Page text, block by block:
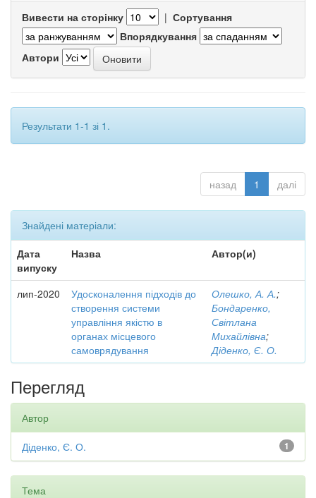
Вивести на сторінку | Сортування
Впорядкування
Автори
Результати 1-1 зі 1.
назад 1 далі
Знайдені матеріали:
Дата
випуску
Назва Автор(и)
лип-2020
Удосконалення підходів до
створення системи
управління якістю в
органах місцевого
самоврядування
Олешко, А. А.;
Бондаренко,
Світлана
Михайлівна;
Діденко, Є. О.
Перегляд
Автор
1
Діденко, Є. О.
Тема